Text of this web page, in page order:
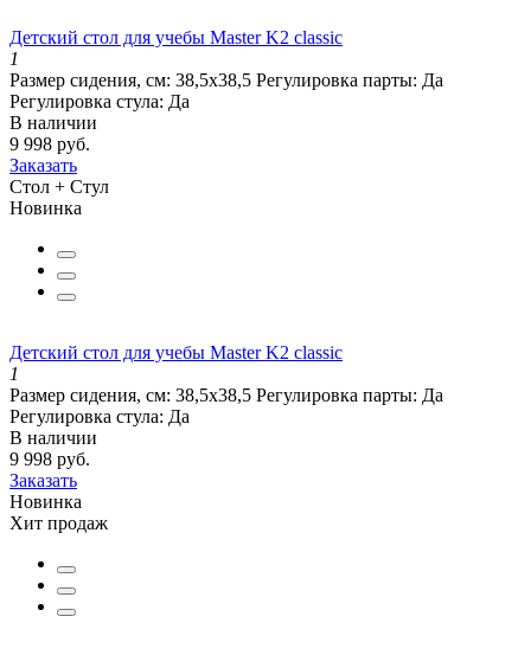
Детский стол для учебы Master K2 classic
1
Размер сидения, см: 38,5х38,5 Регулировка парты: Да
Регулировка стула: Да
В наличии
9 998 руб.
Заказать
Стол + Стул
Новинка
Детский стол для учебы Master K2 classic
1
Размер сидения, см: 38,5х38,5 Регулировка парты: Да
Регулировка стула: Да
В наличии
9 998 руб.
Заказать
Новинка
Хит продаж